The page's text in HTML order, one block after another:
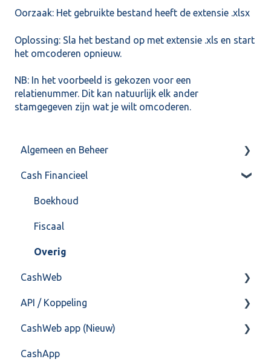
Oorzaak: Het gebruikte bestand heeft de extensie .xlsx
Oplossing: Sla het bestand op met extensie .xls en start
het omcoderen opnieuw.
NB: In het voorbeeld is gekozen voor een
relatienummer. Dit kan natuurlijk elk ander
stamgegeven zijn wat je wilt omcoderen.
Algemeen en Beheer
Bank(koppeling)
Import/Export
Postbus
Training & Consultancy
Overig
Cash Financieel
Boekhoud
Fiscaal
Overig
CashWeb
CashHero Layout
Mailen vanuit CASHWeb
Algemeen gebruik
API / Koppeling
Algemeen
Api 3.0 (SOAP API)
CashWeb app (Nieuw)
Veel gestelde vragen
CashApp